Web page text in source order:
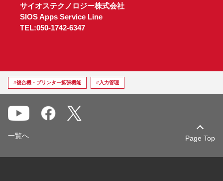
サイオステクノロジー株式会社
SIOS Apps Service Line
TEL:050-1742-6347
#複合機・プリンター拡張機能 #入力管理
Page Top
一覧へ